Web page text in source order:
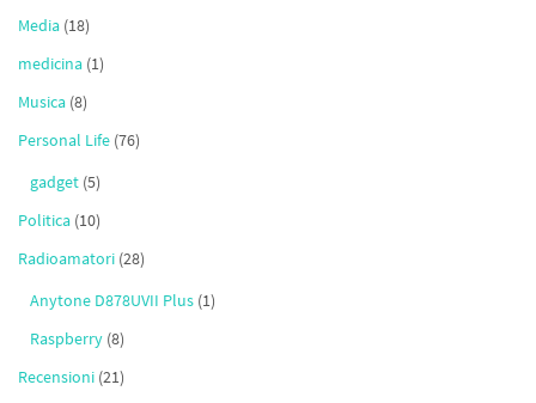
Media (18)
medicina (1)
Musica (8)
Personal Life (76)
gadget (5)
Politica (10)
Radioamatori (28)
Anytone D878UVII Plus (1)
Raspberry (8)
Recensioni (21)